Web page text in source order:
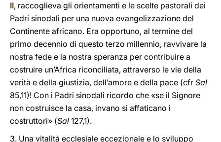
II, raccoglieva gli orientamenti e le scelte pastorali dei
Padri sinodali per una nuova evangelizzazione del
Continente africano. Era opportuno, al termine del
primo decennio di questo terzo millennio, ravvivare la
nostra fede e la nostra speranza per contribuire a
costruire un’Africa riconciliata, attraverso le vie della
verità e della giustizia, dell’amore e della pace (cfr Sal
85,11)! Con i Padri sinodali ricordo che «se il Signore
non costruisce la casa, invano si affaticano i
costruttori» (Sal 127,1).
3. Una vitalità ecclesiale eccezionale e lo sviluppo